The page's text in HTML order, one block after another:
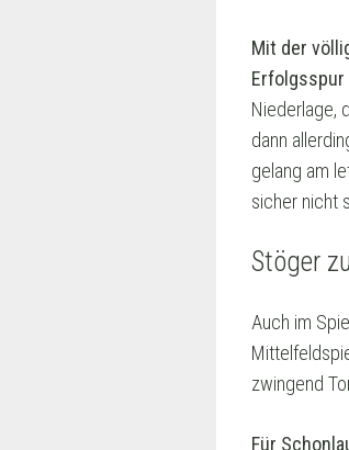
Mit der
Erfolgsspur
Niederlage,
dann
gelang am
sicher nicht
Stöger
Auch im
zwingend
Für